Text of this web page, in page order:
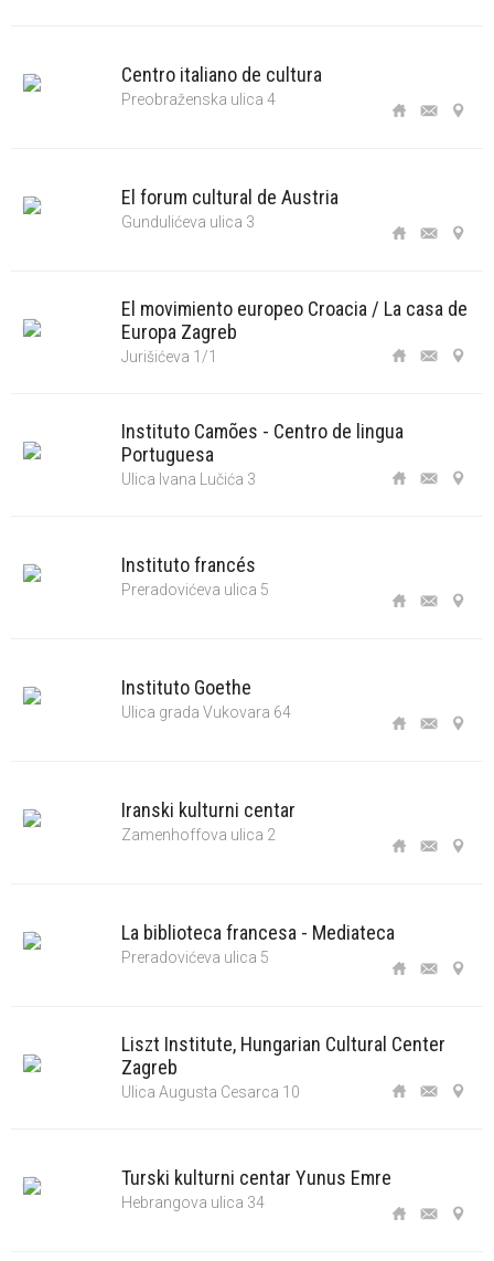
Centro italiano de cultura
Preobraženska ulica 4
El forum cultural de Austria
Gundulićeva ulica 3
El movimiento europeo Croacia / La casa de
Europa Zagreb
Jurišićeva 1/1
Instituto Camões - Centro de lingua
Portuguesa
Ulica Ivana Lučića 3
Instituto francés
Preradovićeva ulica 5
Instituto Goethe
Ulica grada Vukovara 64
Iranski kulturni centar
Zamenhoffova ulica 2
La biblioteca francesa - Mediateca
Preradovićeva ulica 5
Liszt Institute, Hungarian Cultural Center
Zagreb
Ulica Augusta Cesarca 10
Turski kulturni centar Yunus Emre
Hebrangova ulica 34